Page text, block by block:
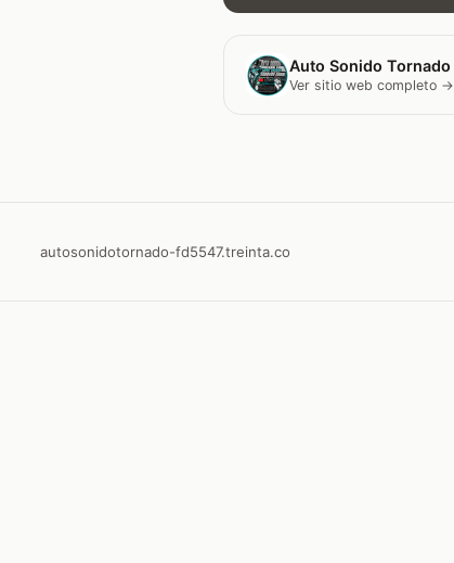
Auto Sonido Tornado
Ver sitio web completo →
autosonidotornado-fd5547.treinta.co